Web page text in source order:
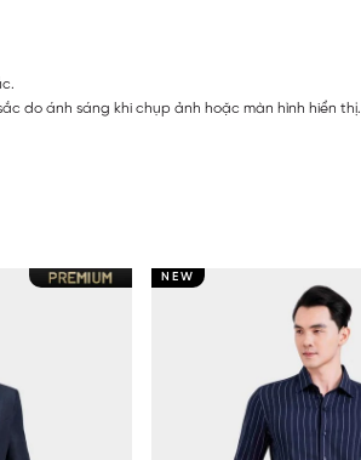
do ánh sáng khi chụp ảnh hoặc màn hình hiển thị.
NEW